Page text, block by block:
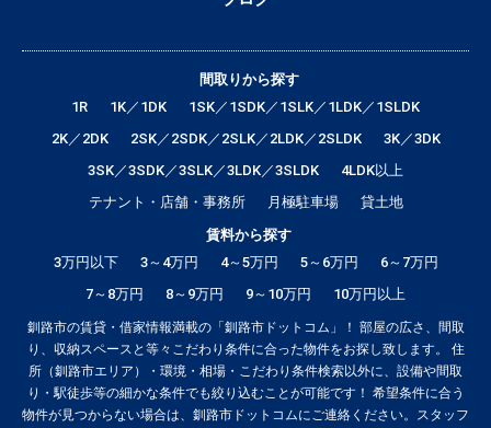
間取りから探す
1R
1K／1DK
1SK／1SDK／1SLK／1LDK／1SLDK
2K／2DK
2SK／2SDK／2SLK／2LDK／2SLDK
3K／3DK
3SK／3SDK／3SLK／3LDK／3SLDK
4LDK以上
テナント・店舗・事務所
月極駐車場
貸土地
賃料から探す
3万円以下
3～4万円 4～5万円 5～6万円
6～7万円
7～8万円
8～9万円 9～10万円 10万円以上
釧路市の賃貸・借家情報満載の「釧路市ドットコム」！ 部屋の広さ、間取
り、収納スペースと等々こだわり条件に合った物件をお探し致します。 住
所（釧路市エリア）・環境・相場・こだわり条件検索以外に、設備や間取
り・駅徒歩等の細かな条件でも絞り込むことが可能です！ 希望条件に合う
物件が見つからない場合は、釧路市ドットコムにご連絡ください。スタッフ